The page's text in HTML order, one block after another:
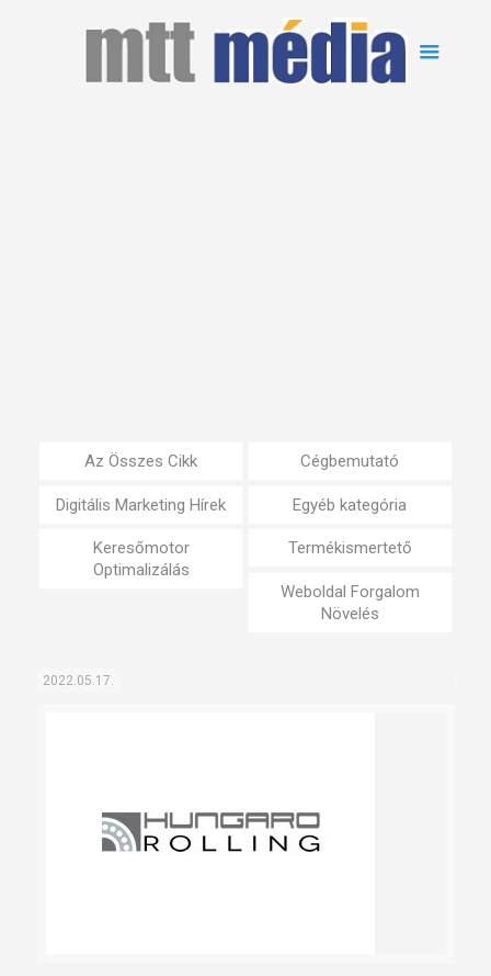
Az Összes Cikk Cégbemutató
Digitális Marketing Hírek Egyéb kategória
Keresőmotor
Optimalizálás
Termékismertető
Weboldal Forgalom
Növelés
2022.05.17.